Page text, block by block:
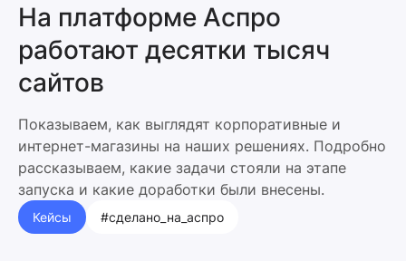
На платформе Аспро
работают десятки тысяч
сайтов
Показываем, как выглядят корпоративные и
интернет-магазины на наших решениях. Подробно
рассказываем, какие задачи стояли на этапе
запуска и какие доработки были внесены.
Кейсы #сделано_на_аспро